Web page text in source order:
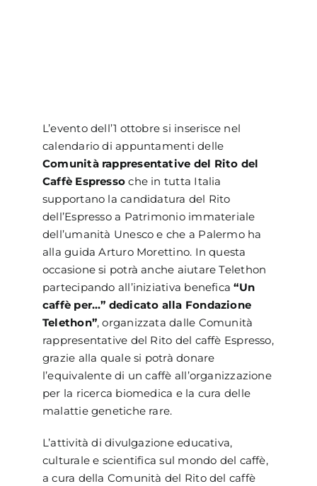
L’evento dell’1 ottobre si inserisce nel
calendario di appuntamenti delle
Comunità rappresentative del Rito del
Caffè Espresso che in tutta Italia
supportano la candidatura del Rito
dell’Espresso a Patrimonio immateriale
dell’umanità Unesco e che a Palermo ha
alla guida Arturo Morettino. In questa
occasione si potrà anche aiutare Telethon
partecipando all’iniziativa benefica“Un
caffè per…” dedicato alla Fondazione
Telethon”, organizzata dalle Comunità
rappresentative del Rito del caffè Espresso,
grazie alla quale si potrà donare
l’equivalente di un caffè all’organizzazione
per la ricerca biomedica e la cura delle
malattie genetiche rare.
L’attività di divulgazione educativa,
culturale e scientifica sul mondo del caffè,
a cura della Comunità del Rito del caffè